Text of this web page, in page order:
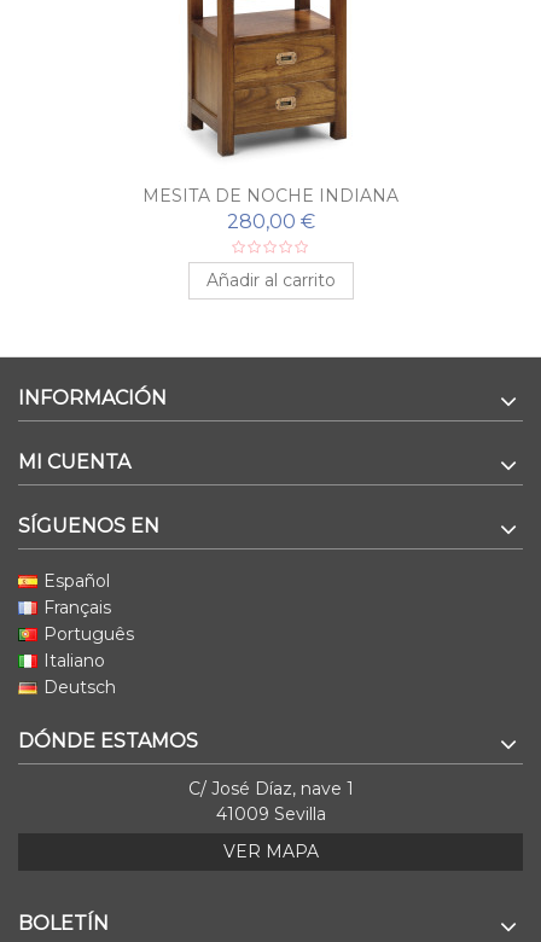
MESITA DE NOCHE INDIANA
280,00 €
Añadir al carrito
INFORMACIÓN
MI CUENTA
SÍGUENOS EN
Español
Français
Português
Italiano
Deutsch
DÓNDE ESTAMOS
C/ José Díaz, nave 1
41009 Sevilla
VER MAPA
BOLETÍN